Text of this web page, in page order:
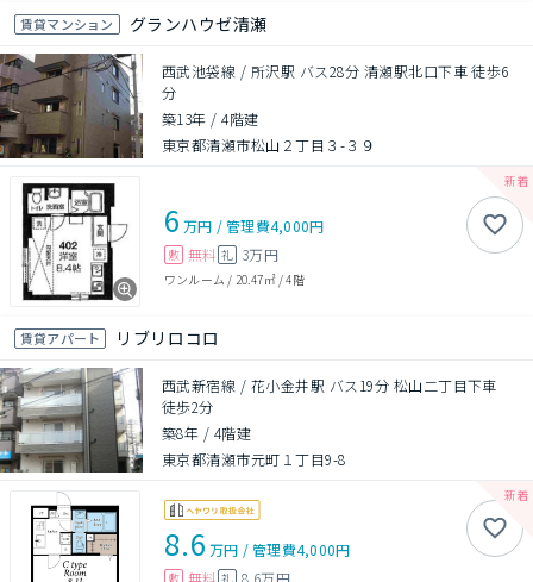
賃貸マンション グランハウゼ清瀬
西武池袋線 / 所沢駅 バス28分 清瀬駅北口下車 徒歩6
分
築13年 /4階建
東京都清瀬市松山２丁目３-３９
6 万円 /管理費4,000円
敷 無料 礼 3万円
ワンルーム / 20.47㎡/4階
賃貸アパート リブリロコロ
西武新宿線 / 花小金井駅 バス19分 松山二丁目下車
徒歩2分
築8年 / 4階建
東京都清瀬市元町１丁目9-8
8.6 万円 /管理費4,000円
敷 無料 礼 8.6万円